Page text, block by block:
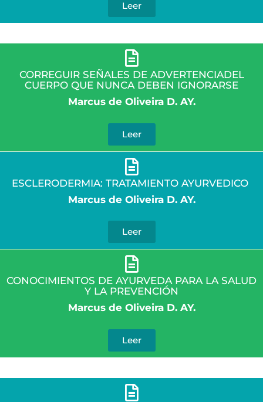
Leer
CORREGUIR SEÑALES DE ADVERTENCIADEL
CUERPO QUE NUNCA DEBEN IGNORARSE
Marcus de Oliveira D. AY.
Leer
ESCLERODERMIA: TRATAMIENTO AYURVEDICO
Marcus de Oliveira D. AY.
Leer
CONOCIMIENTOS DE AYURVEDA PARA LA SALUD
Y LA PREVENCIÓN
Marcus de Oliveira D. AY.
Leer